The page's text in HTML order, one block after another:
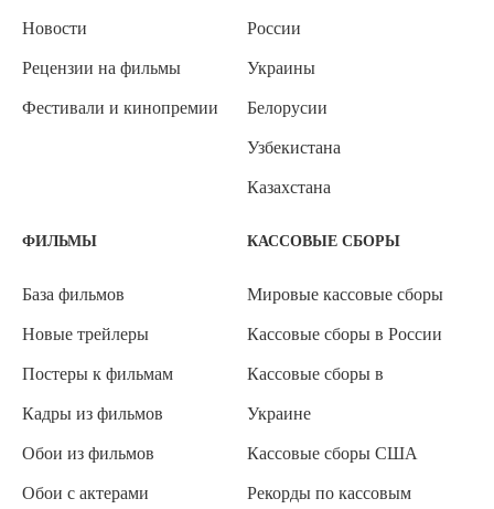
Новости
Рецензии на фильмы
Фестивали и кинопремии
России
Украины
Белорусии
Узбекистана
Казахстана
ФИЛЬМЫ
База фильмов
Новые трейлеры
Постеры к фильмам
Кадры из фильмов
Обои из фильмов
Обои с актерами
КАССОВЫЕ СБОРЫ
Мировые кассовые сборы
Кассовые сборы в России
Кассовые сборы в
Украине
Кассовые сборы США
Рекорды по кассовым